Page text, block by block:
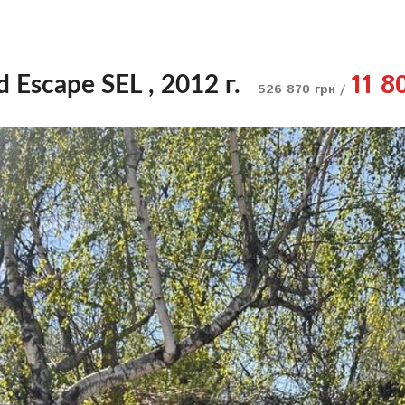
Escape SEL , 2012 г. 526 870 грн / 11